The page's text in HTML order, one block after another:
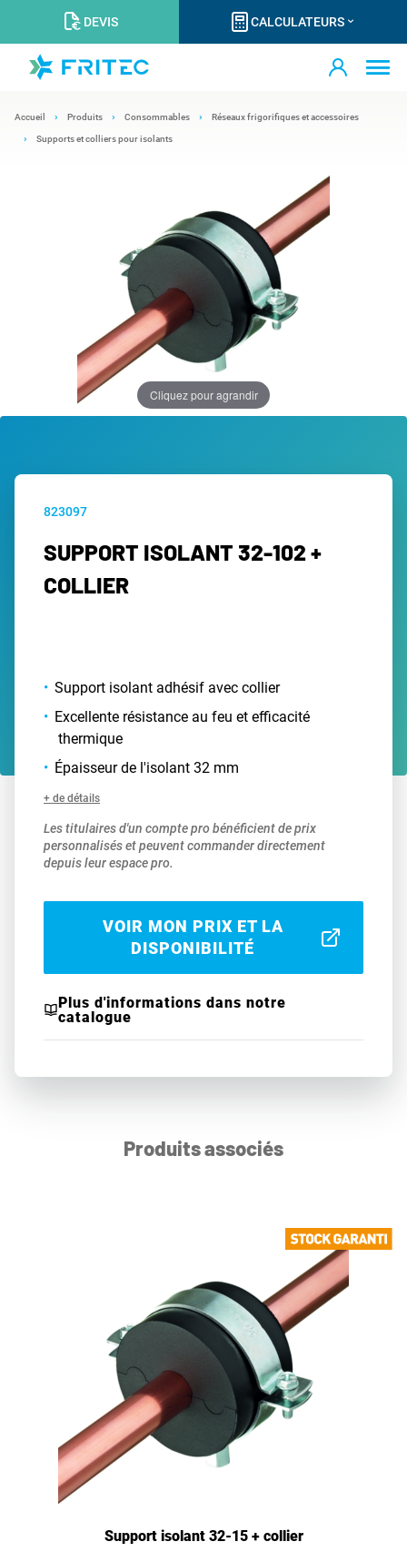
DEVIS CALCULATEURS
Accueil Produits Consommables Réseaux frigorifiques et accessoires
Supports et colliers pour isolants
Cliquez pour agrandir
823097
SUPPORT ISOLANT 32-102 +
COLLIER
Support isolant adhésif avec collier
Excellente résistance au feu et efficacité
thermique
Épaisseur de l'isolant 32 mm
+ de détails
Les titulaires d'un compte pro bénéficient de prix
personnalisés et peuvent commander directement
depuis leur espace pro.
VOIR MON PRIX ET LA
DISPONIBILITÉ
Plus d'informations dans notre
catalogue
Produits associés
Support isolant 32-15 + collier